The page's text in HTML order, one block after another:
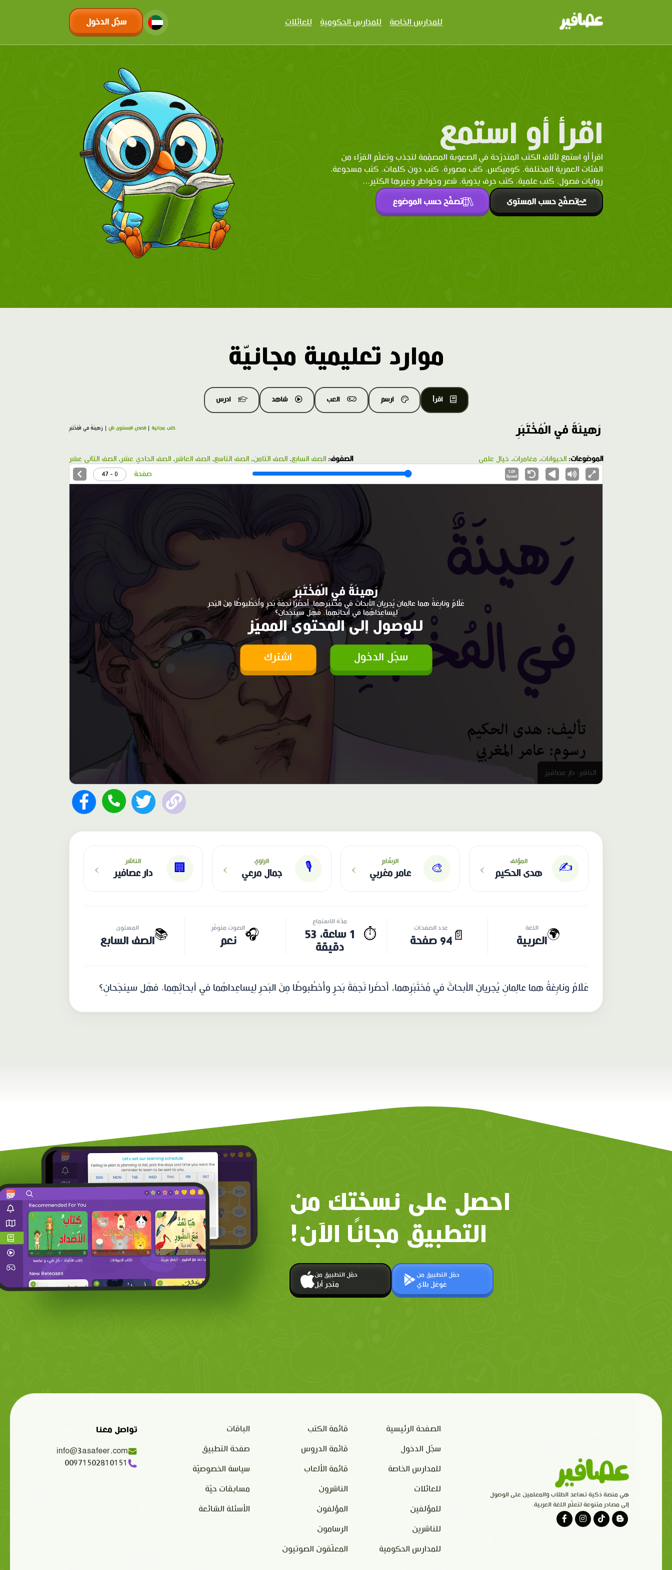
للمدارس الخاصة للمدارس الحكومية للعائلات سجّل الدخول
اقرأ أو استمع
اقرأ أو استمع لآلاف الكتب المتدرّحة في الصعوبة المصمّمة لتجذب وتعلّم القرّاء من
الفئات العمرية المختلفة. كوميكس، كتب مصورة، كتب دون كلمات، كتب مسجوعة،
روايات فصول، كتب علمية، كتب حرف يدوية، شعر وخواطر وغيرها الكثير...
تصفّح حسب المستوى تصفّح حسب الموضوع
موارد تعليمية مجانيّة
اقرأ ارسم العب شاهد ادرس
رَهينَةٌ في الْمُخْتَبَرِ كتب مجانية |قصص المستوى ش | رَهينَةٌ في الْمُخْتَبَرِ
الموضوعات: الحيوانات، مغامرات، خيال علمي الصفوف: الصف السابع، الصف الثامن، الصف التاسع، الصف العاشر، الصف الحادي عشر، الصف الثاني عشر
1.0X
Speed
صفحة 0 - 47
رَهينَةٌ في الْمُخْتَبَرِ
عَلّامٌ ونابِغةُ هما عالِمانِ يُجريانِ الأبحاثَ في مُختَبَرِهما، أَحضَرا نَجمَةَ بَحرٍ وأُخطُبوطًا مِنَ البَحرِ
لِيساعِداهُما في أبحاثِهِما. فهَل سينجَحانِ؟
للوصول إلى المحتوى المميّز
سجّل الدخول اشترك
الناشر: دار عصافير
✍️ المؤلف
هدى الحكيم ›
🎨
الرسّام
عامر مغربي ›
🎙 الراوي
جمال مرعي ›
🏢
الناشر
دار عصافير ›
🌍 اللغة
العربية 📄
عدد الصفحات
94 صفحة ⏱️
مدّة الاستماع
1 ساعة، 53
دقيقة
🎧الصوت متوفّر
نعم 📚 المستوى
الصف السابع
عَلّامٌ ونابِغةُ هما عالِمانِ يُجريانِ الأبحاثَ في مُختَبَرِهما، أَحضَرا نَجمَةَ بَحرٍ وأُخطُبوطًا مِنَ البَحرِ لِيساعِداهُما في أبحاثِهِما. فهَل سينجَحانِ؟
احصل على نسختك من
التطبيق مجانًا الآن!
حمّل التطبيق من
متجر أبل
حمّل التطبيق من
غوغل بلاي
هي منصة ذكية تساعد الطلاب والمعلمين على الوصول
إلى مصادر متنوعة لتعلّم اللغة العربية.
الصفحة الرئيسية
سجّل الدخول
للمدارس الخاصة
للعائلات
للمؤلفين
للناشرين
للمدارس الحكومية
قائمة الكتب
قائمة الدروس
قائمة الألعاب
الناشرون
المؤلفون
الرسامون
المعلّقون الصوتيون
الباقات
صفحة التطبيق
سياسة الخصوصيّة
مسابقات حيّة
الأسئلة الشائعة
تواصل معنا
info@3asafeer.com
00971502810151